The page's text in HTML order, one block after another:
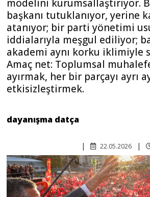
modelini kurumsallaştırıyor.
başkanı tutuklanıyor, yerine
atanıyor; bir parti yönetimi
iddialarıyla meşgul ediliyor;
akademi aynı korku iklimiyle
Amaç net: Toplumsal
ayırmak, her bir parçayı ayrı
etkisizleştirmek.
dayanışma datça
22.05.2026